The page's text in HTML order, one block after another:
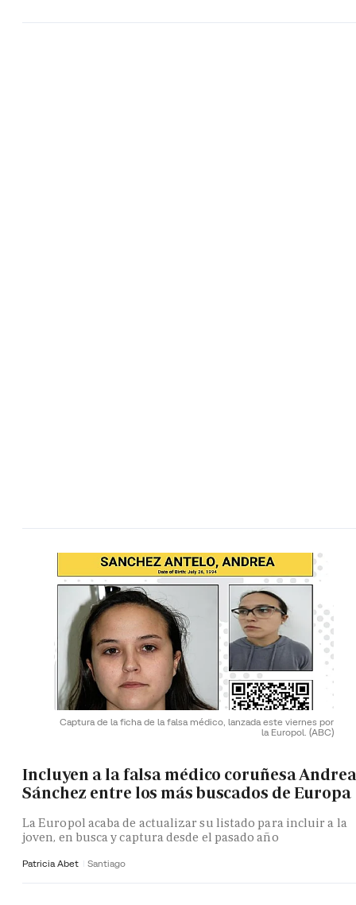
Captura de la ficha de la falsa médico, lanzada este viernes por
la Europol. (ABC)
Incluyen a la falsa médico coruñesa Andrea
Sánchez entre los más buscados de Europa
La Europol acaba de actualizar su listado para incluir a la
joven, en busca y captura desde el pasado año
Patricia Abet Santiago